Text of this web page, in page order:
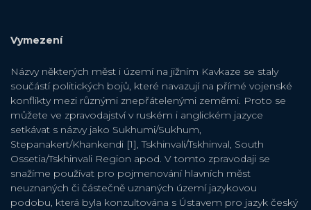
Vymezení
Názvy některých měst i území na jižním Kavkaze se staly
součástí politických bojů, které navazují na přímé vojenské
konflikty mezi různými znepřátelenými zeměmi. Proto se
můžete ve zpravodajství v ruském i anglickém jazyce
setkávat s názvy jako Sukhumi/Sukhum,
Stepanakert/Khankendi [1], Tskhinvali/Tskhinval, South
Ossetia/Tskhinvali Region apod. V tomto zpravodaji se
snažíme používat pro pojmenování hlavních měst
neuznaných či částečně uznaných území jazykovou
podobu, která byla konzultována s Ústavem pro jazyk český